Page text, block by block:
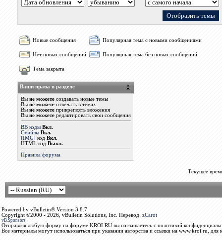
Новые сообщения Популярная тема с новыми сообщениями
Нет новых сообщений Популярная тема без новых сообщений
Тема закрыта
Ваши права в разделе
Вы не можетесоздавать новые темы
Вы не можетеотвечать в темах
Вы не можетеприкреплять вложения
Вы не можетередактировать свои сообщения
BB коды Вкл.
Смайлы Вкл.
[IMG] код Вкл.
HTML код Выкл.
Правила форума
Текущее
Powered by vBulletin® Version 3.8.7
Copyright ©2000 - 2026, vBulletin Solutions, Inc. Перевод: zCarot
vB.Sponsors
Отправляя любую форму на форуме KROI.RU вы соглашаетесь с политикой
Все материалы могут использоваться при указании авторства и ссылки на www.kroi.ru, для